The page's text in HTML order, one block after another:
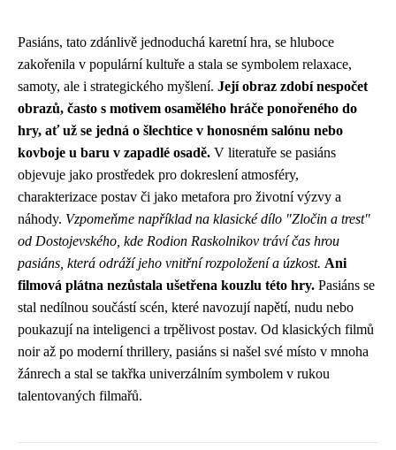
Pasiáns, tato zdánlivě jednoduchá karetní hra, se hluboce
zakořenila v populární kultuře a stala se symbolem relaxace,
samoty, ale i strategického myšlení. Její obraz zdobí nespočet
obrazů, často s motivem osamělého hráče ponořeného do
hry, ať už se jedná o šlechtice v honosném salónu nebo
kovboje u baru v zapadlé osadě. V literatuře se pasiáns
objevuje jako prostředek pro dokreslení atmosféry,
charakterizace postav či jako metafora pro životní výzvy a
náhody. Vzpomeňme například na klasické dílo "Zločin a trest"
od Dostojevského, kde Rodion Raskolnikov tráví čas hrou
pasiáns, která odráží jeho vnitřní rozpoložení a úzkost. Ani
filmová plátna nezůstala ušetřena kouzlu této hry. Pasiáns se
stal nedílnou součástí scén, které navozují napětí, nudu nebo
poukazují na inteligenci a trpělivost postav. Od klasických filmů
noir až po moderní thrillery, pasiáns si našel své místo v mnoha
žánrech a stal se takřka univerzálním symbolem v rukou
talentovaných filmařů.